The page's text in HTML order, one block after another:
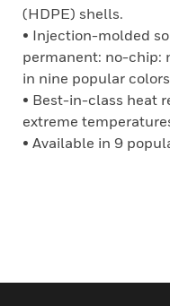
(HDPE) shells.
• Injection-molded
permanent: no-chip:
in nine popular
• Best-in-class heat
extreme
• Available in 9